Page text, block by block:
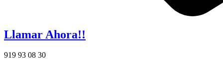
Llamar Ahora!!
919 93 08 30